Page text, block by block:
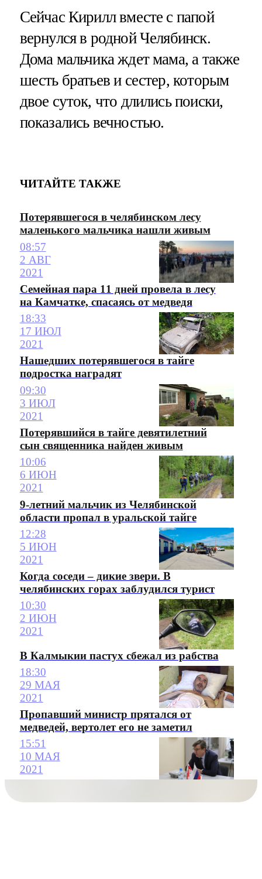
Сейчас Кирилл вместе с папой
вернулся в родной Челябинск.
Дома мальчика ждет мама, а также
шесть братьев и сестер, которым
двое суток, что длились поиски,
показались вечностью.
ЧИТАЙТЕ ТАКЖЕ
Потерявшегося в челябинском лесу
маленького мальчика нашли живым
08:57
2 АВГ
2021
Семейная пара 11 дней провела в лесу
на Камчатке, спасаясь от медведя
18:33
17 ИЮЛ
2021
Нашедших потерявшегося в тайге
подростка наградят
09:30
3 ИЮЛ
2021
Потерявшийся в тайге девятилетний
сын священника найден живым
10:06
6 ИЮН
2021
9-летний мальчик из Челябинской
области пропал в уральской тайге
12:28
5 ИЮН
2021
Когда соседи – дикие звери. В
челябинских горах заблудился турист
10:30
2 ИЮН
2021
В Калмыкии пастух сбежал из рабства
18:30
29 МАЯ
2021
Пропавший министр прятался от
медведей, вертолет его не заметил
15:51
10 МАЯ
2021